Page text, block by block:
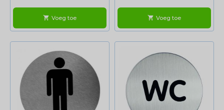
shopping_cart Voeg toe shopping_cart Voeg toe